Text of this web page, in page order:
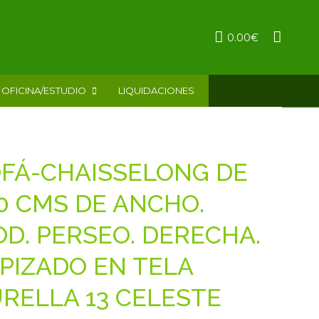
0.00€
OFICINA/ESTUDIO LIQUIDACIONES
CHAISSELONG DE
CMS DE ANCHO.
PERSEO. DERECHA.
EN TELA
13 CELESTE